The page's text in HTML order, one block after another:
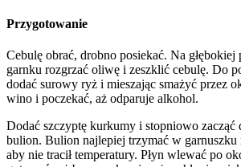
Przygotowanie
Cebulę obrać, drobno posiekać. Na
garnku rozgrzać oliwę i zeszklić cebulę. Do
dodać surowy ryż i mieszając smażyć przez
wino i poczekać, aż odparuje alkohol.
Dodać szczyptę kurkumy i stopniowo zacząć
bulion. Bulion najlepiej trzymać w garnuszku
aby nie tracił temperatury. Płyn wlewać po